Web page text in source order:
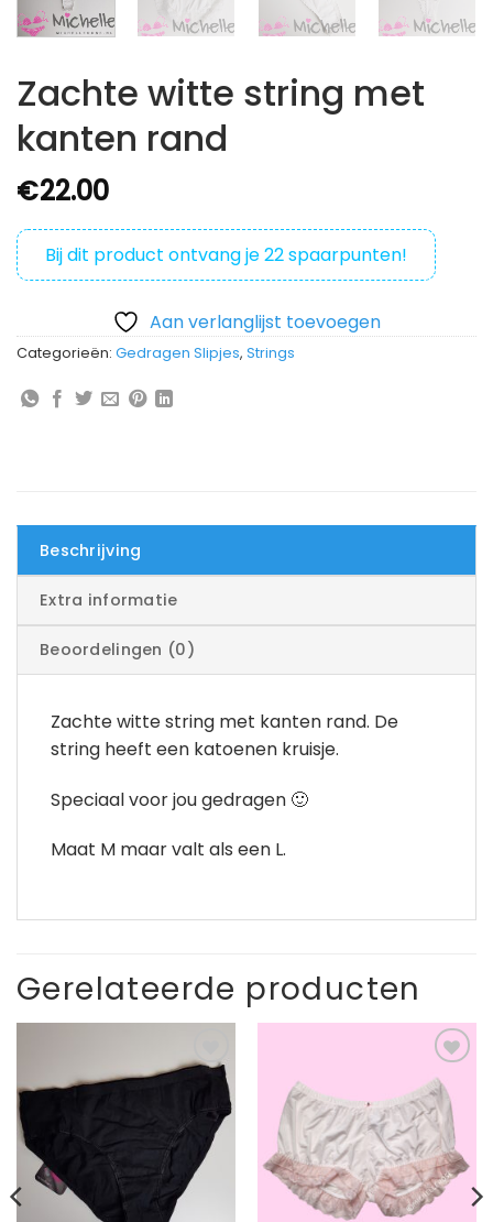
Zachte witte string met
kanten rand
€22.00
Bij dit product ontvang je22spaarpunten!
Aan verlanglijst toevoegen
Categorieën: Gedragen Slipjes, Strings
Beschrijving
Extra informatie
Beoordelingen (0)
Zachte witte string met kanten rand. De
string heeft een katoenen kruisje.
Speciaal voor jou gedragen 🙂
Maat M maar valt als een L.
Gerelateerde producten